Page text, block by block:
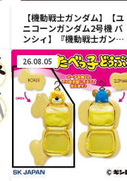
【機動戦士ガンダム】【ユ
ニコーンガンダム2号機 バ
ンシィ】『機動戦士ガンダ
ムUC』 胸像センサーライ
ト-ユニコーンガンダム2号
機 バンシィ（デストロイモ
ード）-
26.08.05